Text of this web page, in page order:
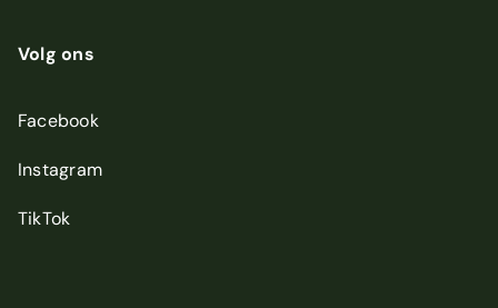
Volg ons
Facebook
Instagram
TikTok